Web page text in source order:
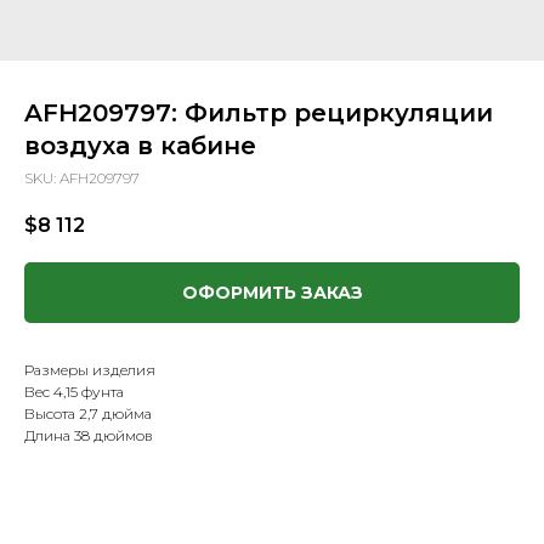
AFH209797: Фильтр рециркуляции
воздуха в кабине
SKU: AFH209797
$8 112
ОФОРМИТЬ ЗАКАЗ
Размеры изделия
Вес 4,15 фунта
Высота 2,7 дюйма
Длина 38 дюймов